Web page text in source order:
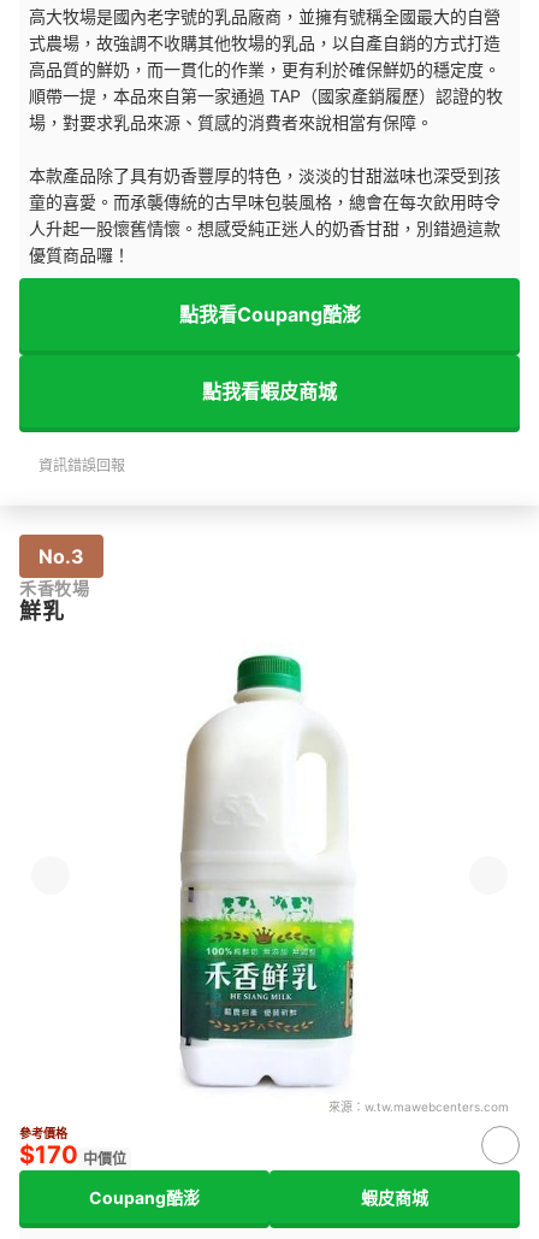
高大牧場是國內老字號的乳品廠商，並擁有號稱全國最大的自營
式農場，故強調不收購其他牧場的乳品，以自產自銷的方式打造
高品質的鮮奶，而一貫化的作業，更有利於確保鮮奶的穩定度。
順帶一提，本品來自第一家通過 TAP（國家產銷履歷）認證的牧
場，對要求乳品來源、質感的消費者來說相當有保障。
本款產品除了具有奶香豐厚的特色，淡淡的甘甜滋味也深受到孩
童的喜愛。而承襲傳統的古早味包裝風格，總會在每次飲用時令
人升起一股懷舊情懷。想感受純正迷人的奶香甘甜，別錯過這款
優質商品囉！
點我看Coupang酷澎
點我看蝦皮商城
資訊錯誤回報
No.3
禾香牧場
鮮乳
來源： w.tw.mawebcenters.com
參考價格
$170 中價位
Coupang酷澎 蝦皮商城